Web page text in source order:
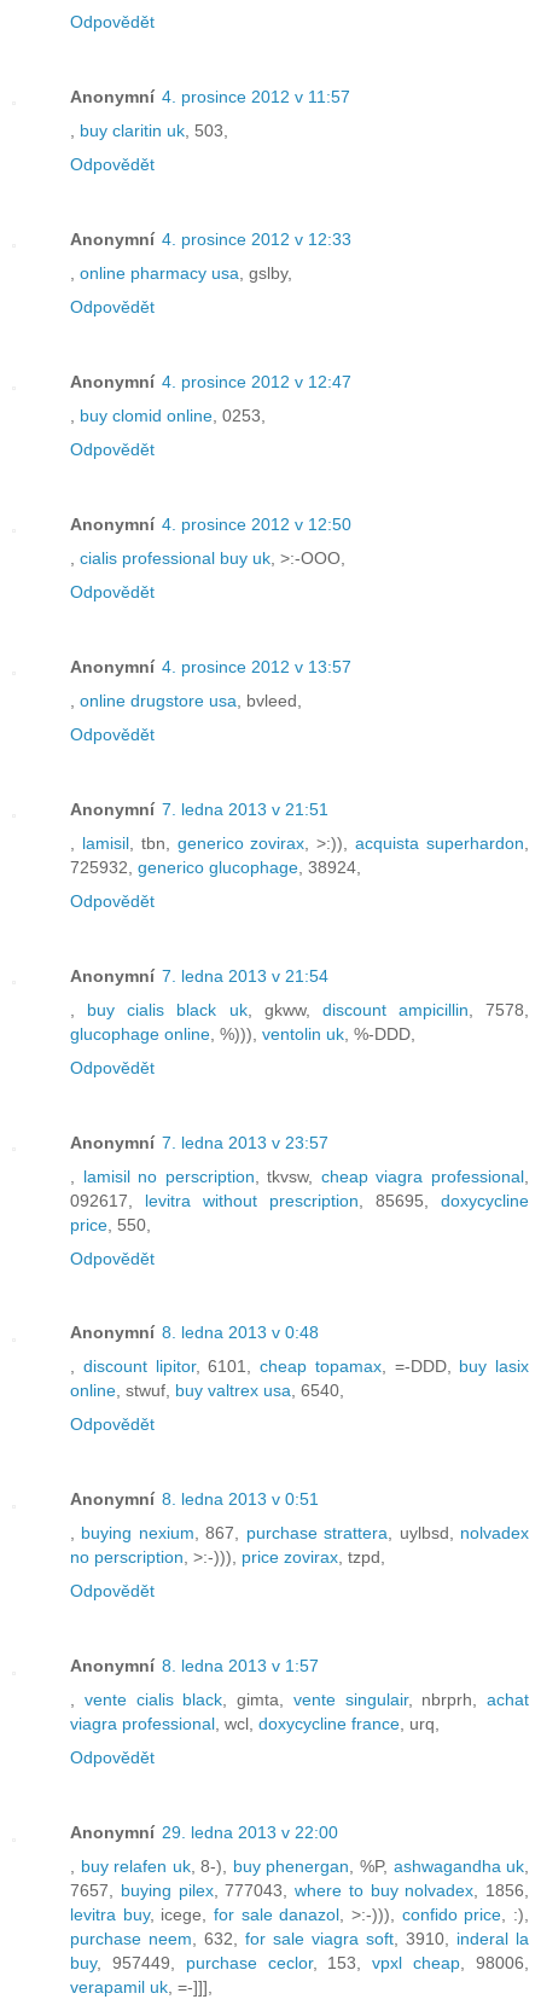
Odpovědět
Anonymní 4. prosince 2012 v 11:57
buy claritin uk , 503,
Odpovědět
Anonymní 4. prosince 2012 v 12:33
online pharmacy usa , gslby,
Odpovědět
Anonymní 4. prosince 2012 v 12:47
buy clomid online , 0253,
Odpovědět
Anonymní 4. prosince 2012 v 12:50
cialis professional buy uk , >:-OOO,
Odpovědět
Anonymní 4. prosince 2012 v 13:57
online drugstore usa , bvleed,
Odpovědět
Anonymní 7. ledna 2013 v 21:51
lamisil, tbn, generico zovirax , >:)),acquista superhardon
725932, generico glucophage , 38924,
Odpovědět
Anonymní 7. ledna 2013 v 21:54
buy cialis black uk, gkww, discount ampicillin , 7578,
glucophage online , %))), ventolin uk , %-DDD,
Odpovědět
Anonymní 7. ledna 2013 v 23:57
lamisil no perscription , tkvsw, cheap viagra professional
092617, levitra without prescription , 85695, doxycycline
price , 550,
Odpovědět
Anonymní 8. ledna 2013 v 0:48
, discount lipitor, 6101, cheap topamax, =-DDD, buy lasix
online, stwuf, buy valtrex usa, 6540,
Odpovědět
Anonymní 8. ledna 2013 v 0:51
, buying nexium, 867, purchase strattera, uylbsd, nolvadex
no perscription, >:-))), price zovirax, tzpd,
Odpovědět
Anonymní 8. ledna 2013 v 1:57
, vente cialis black, gimta, vente singulair, nbrprh, achat
viagra professional, wcl, doxycycline france, urq,
Odpovědět
Anonymní 29. ledna 2013 v 22:00
, buy relafen uk, 8-), buy phenergan, %P, ashwagandha uk,
7657, buying pilex, 777043, where to buy nolvadex, 1856,
levitra buy, icege,for sale danazol, >:-))), confido price, :),
purchase neem, 632, for sale viagra soft, 3910, inderal la
buy, 957449, purchase ceclor, 153,vpxl cheap, 98006,
verapamil uk, =-]]],